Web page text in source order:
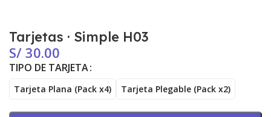
Tarjetas · Simple H03
S/ 30.00
TIPO DE TARJETA
Tarjeta Plana (Pack x4) Tarjeta Plegable (Pack x2)